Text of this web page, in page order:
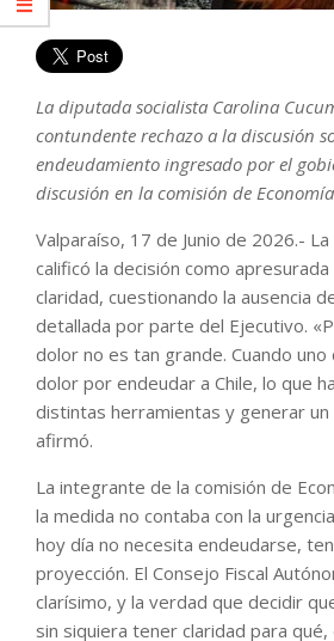
La diputada socialista Carolina
contundente rechazo a la discusión
endeudamiento ingresado por el
discusión en la comisión de Economía
Valparaíso, 17 de Junio de 2026.-
calificó la decisión como
claridad, cuestionando la ausencia
detallada por parte del Ejecutivo.
dolor no es tan grande. Cuando
dolor por endeudar a Chile, lo que
distintas herramientas y generar
afirmó.
La integrante de la comisión de
la medida no contaba con la
hoy día no necesita endeudarse,
proyección. El Consejo Fiscal
clarísimo, y la verdad que decidir
sin siquiera tener claridad para qué,